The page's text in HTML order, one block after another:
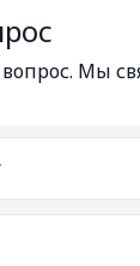
Мы